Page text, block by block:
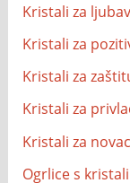
Kristali za ljubav
Kristali za
Kristali za
Kristali za
Kristali za
Ogrlice s